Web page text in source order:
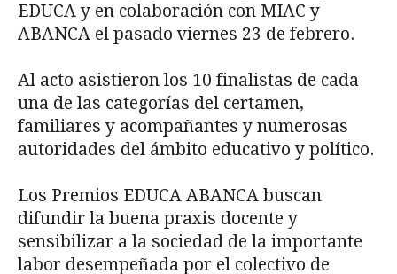
EDUCA y en colaboración con MIAC y
ABANCA el pasado viernes 23 de febrero.
Al acto asistieron los 10 finalistas de cada
una de las categorías del certamen,
familiares y acompañantes y numerosas
autoridades del ámbito educativo y político.
Los Premios EDUCA ABANCA buscan
difundir la buena praxis docente y
sensibilizar a la sociedad de la importante
labor desempeñada por el colectivo de